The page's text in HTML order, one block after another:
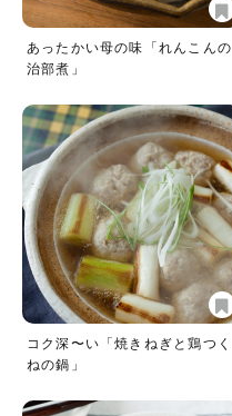
あったかい母の味「れんこんの
治部煮」
コク深〜い「焼きねぎと鶏つく
ねの鍋」